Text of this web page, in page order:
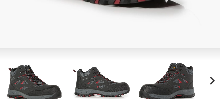
chevron_right